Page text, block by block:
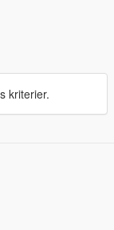
kriterier.